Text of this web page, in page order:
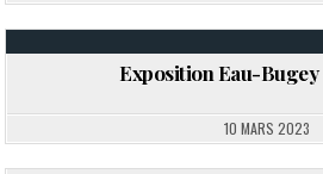
Posted in
Exposition Eau-
10 MARS 2023